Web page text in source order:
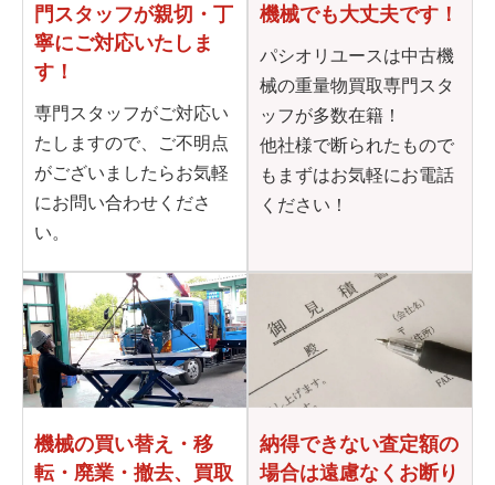
門 スタッフが親切・丁
寧にご対応いたしま
す！
専門スタッフがご対応い
たしますので、ご不明点
がございましたらお気軽
にお問い合わせくださ
い。
機械でも大丈夫です！
パシオリユースは中古機
械の重量物買取専門スタ
ッフが多数在籍！
他社様で断られたもので
もまずはお気軽にお電話
ください！
機械の買い替え・移
転・ 廃業・撤去、買取
納得できない査定額の
場合は遠慮なくお断り